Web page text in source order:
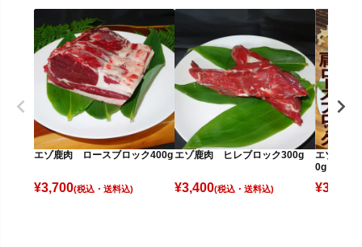
エゾ鹿肉 ロースブロック400g
¥3,700(税込)
エゾ鹿肉 ヒレブロック300g
¥3,400(税込)
エゾ鹿肉
0g
¥3,500